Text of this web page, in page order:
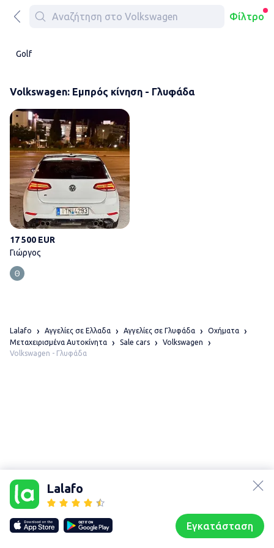
Φίλτρο
Golf
Volkswagen: Εμπρός κίνηση - Γλυφάδα
17 500 EUR
Γιώργος
Lalafo
Εγκατάσταση
Lalafo Αγγελίες σε Ελλαδα Αγγελίες σε Γλυφάδα
Οχήματα
Μεταχειρισμένα Αυτοκίνητα
Sale cars
Volkswagen
Volkswagen - Γλυφάδα
Our websites
lalafo.kg
lalafo.rs
lalafo.pl
Sitemap
τοποθεσίας
Συζητήσεις Προφίλ